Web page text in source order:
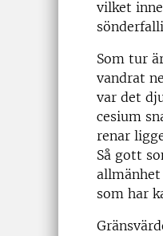
vilket
Som tur
vandrat
var det
cesium
renar
Så gott
allmänhet
som har